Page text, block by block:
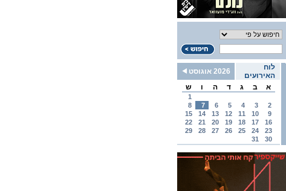
לוח
האירועים
2026 אוגוסט
א
ב ג ד ה ו ש
1
2
3
4
5
6
7
8
9
10
11
12
13
14
15
16
17
18
19
20
21
22
23
24
25
26
27
28
29
30
31